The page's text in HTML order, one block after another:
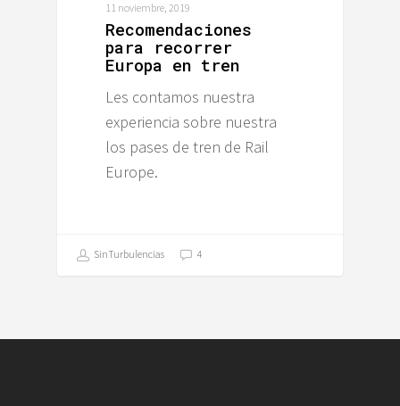
11 noviembre, 2019
Recomendaciones
para recorrer
Europa en tren
Les contamos nuestra
experiencia sobre nuestra
los pases de tren de Rail
Europe.
SinTurbulencias 4